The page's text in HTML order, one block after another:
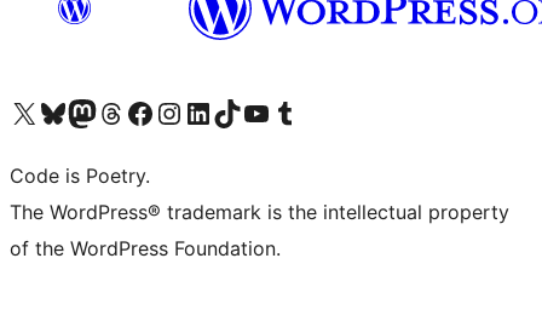
Visita il nostro account X (ex Twitter)
Visita il nostro account Bluesky
Visita il nostro account Mastodon
Visita il nostro account Threads
Visita la nostra pagina Facebook
Visita il nostro account Instagram
Visita il nostro account LinkedIn
Visita il nostro account TikTok
Visita il nostro canale YouTube
Visita il nostro account Tumblr
Code is Poetry.
The WordPress® trademark is the intellectual property
of the WordPress Foundation.